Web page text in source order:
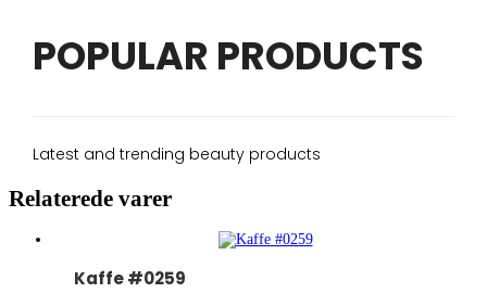
POPULAR PRODUCTS
Latest and trending beauty products
Relaterede varer
Kaffe #0259